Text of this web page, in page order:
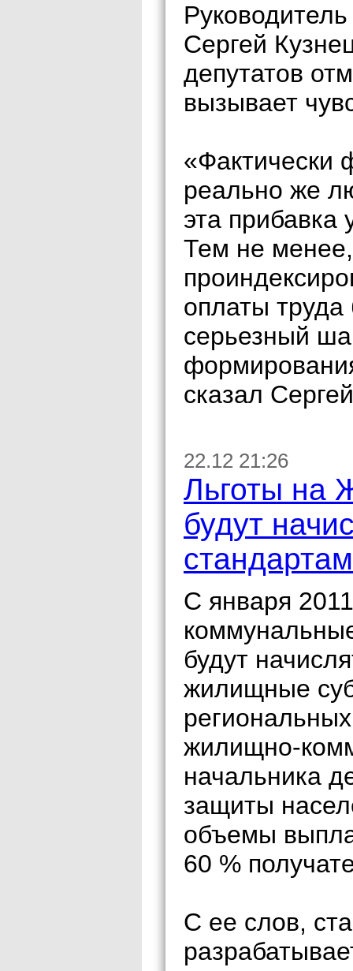
Сергей
депутатов
вызывает
«Фактически
реально же
эта
Тем не
оплаты
серьезный
сказал
22.12 21:26
Льготы на
будут
С января
будут
жилищные
жилищно-
начальника
защиты
объемы
60 %
С ее слов,